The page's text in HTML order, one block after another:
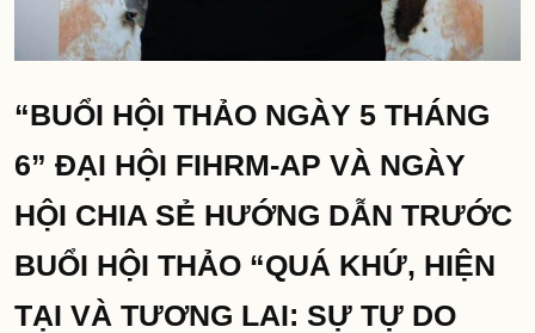
“BUỔI HỘI THẢO NGÀY 5 THÁNG
6” ĐẠI HỘI FIHRM-AP VÀ NGÀY
HỘI CHIA SẺ HƯỚNG DẪN TRƯỚC
BUỔI HỘI THẢO “QUÁ KHỨ, HIỆN
TẠI VÀ TƯƠNG LAI: SỰ TỰ DO